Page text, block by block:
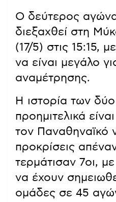
Ο δεύτερος
διεξαχθεί στη
(17/5) στις 15:15,
να είναι μεγάλο
αναμέτρησης.
Η ιστορία των
προημιτελικά
τον Παναθηναϊκό
προκρίσεις
τερμάτισαν 7οι, με
να έχουν
ομάδες σε 45